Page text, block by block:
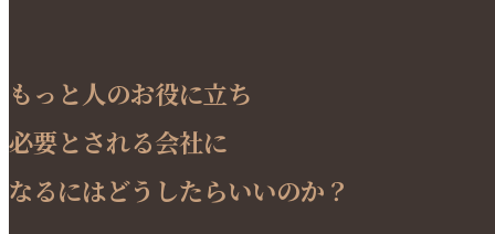
もっと人のお役に立ち
必要とされる会社に
なるにはどうしたらいいのか？